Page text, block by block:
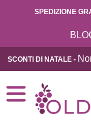
SPEDIZIONE
SCONTI DI NATALE -